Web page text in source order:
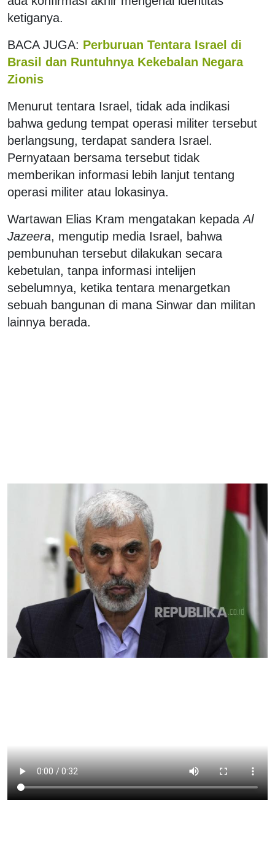
ketiganya.
BACA JUGA: Perburuan Tentara Israel di
Brasil dan Runtuhnya Kekebalan Negara
Zionis
Menurut tentara Israel, tidak ada indikasi
bahwa gedung tempat operasi militer tersebut
berlangsung, terdapat sandera Israel.
Pernyataan bersama tersebut tidak
memberikan informasi lebih lanjut tentang
operasi militer atau lokasinya.
Wartawan Elias Kram mengatakan kepadaAl
Jazeera, mengutip media Israel, bahwa
pembunuhan tersebut dilakukan secara
kebetulan, tanpa informasi intelijen
sebelumnya, ketika tentara menargetkan
sebuah bangunan di mana Sinwar dan militan
lainnya berada.